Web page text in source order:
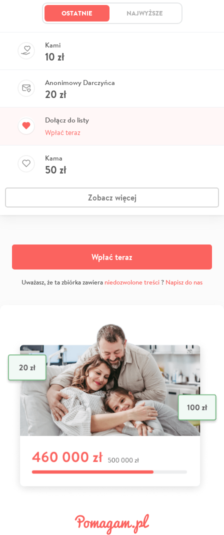
OSTATNIE NAJWYŻSZE
Kami
10 zł
Anonimowy Darczyńca
20 zł
Dołącz do listy
Wpłać teraz
Kama
50 zł
Zobacz więcej
Wpłać teraz
Uważasz, że ta zbiórka zawiera niedozwolone treści? Napisz do nas